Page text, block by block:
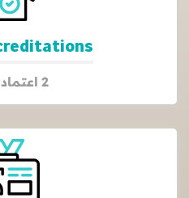
2 اعتماد دولي